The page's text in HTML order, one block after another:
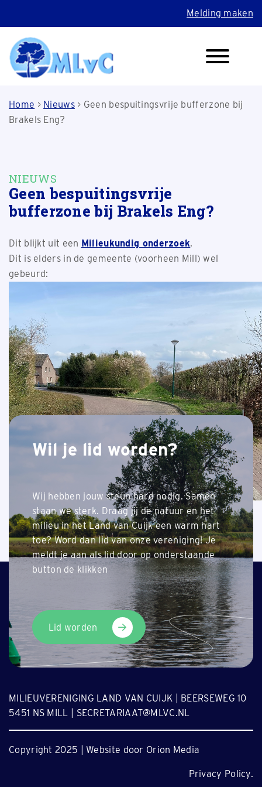
Melding maken
Home > Nieuws> Geen bespuitingsvrije bufferzone bij
Brakels Eng?
NIEUWS
Geen bespuitingsvrije
bufferzone bij Brakels Eng?
Dit blijkt uit een Milieukundig onderzoek.
Dit is elders in de gemeente (voorheen Mill) wel
gebeurd:
Terug naar nieuwsoverzicht
Wil je lid worden?
Wij hebben jouw steun hard nodig. Samen
staan we sterk. Draag jij de natuur en het
milieu in het Land van Cuijk een warm hart
toe? Word dan lid van onze vereniging! Je
meldt je aan als lid door op onderstaande
button de klikken
Lid worden
MILIEUVERENIGING LAND VAN CUIJK | BEERSEWEG 10
5451 NS MILL | SECRETARIAAT@MLVC.NL
Copyright 2025 | Website door Orion Media
Privacy Policy.